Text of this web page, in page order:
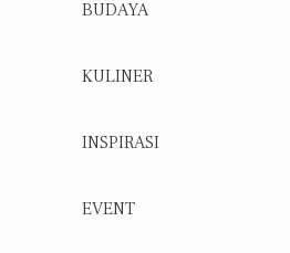
BUDAYA
KULINER
INSPIRASI
EVENT